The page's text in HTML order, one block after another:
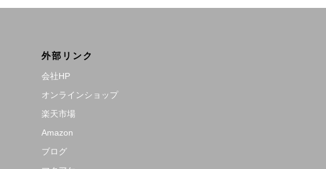
外部リンク
会社HP
オンラインショップ
楽天市場
Amazon
ブログ